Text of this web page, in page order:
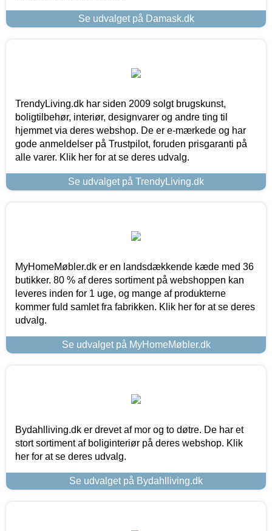
Se udvalget på Damask.dk
TrendyLiving.dk har siden 2009 solgt brugskunst,
boligtilbehør, interiør, designvarer og andre ting til
hjemmet via deres webshop. De er e-mærkede og har
gode anmeldelser på Trustpilot, foruden prisgaranti på
alle varer. Klik her for at se deres udvalg.
Se udvalget på TrendyLiving.dk
MyHomeMøbler.dk er en landsdækkende kæde med 36
butikker. 80 % af deres sortiment på webshoppen kan
leveres inden for 1 uge, og mange af produkterne
kommer fuld samlet fra fabrikken. Klik her for at se deres
udvalg.
Se udvalget på MyHomeMøbler.dk
Bydahlliving.dk er drevet af mor og to døtre. De har et
stort sortiment af boliginteriør på deres webshop. Klik
her for at se deres udvalg.
Se udvalget på Bydahlliving.dk